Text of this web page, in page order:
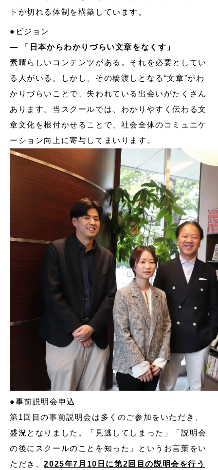
トが切れる体制を構築しています。
●ビジョン
― 「日本からわかりづらい文章をなくす」
素晴らしいコンテンツがある。それを必要としてい
る人がいる。しかし、その橋渡しとなる“文章”がわ
かりづらいことで、失われている出会いがたくさん
あります。当スクールでは、わかりやすく伝わる文
章文化を根付かせることで、社会全体のコミュニケ
ーション向上に寄与してまいります。
●事前説明会申込
第1回目の事前説明会は多くのご参加をいただき、
盛況となりました。「見逃してしまった」「説明会
の後にスクールのことを知った」というお言葉をい
ただき、2025年7月10日に第2回目の説明会を行う